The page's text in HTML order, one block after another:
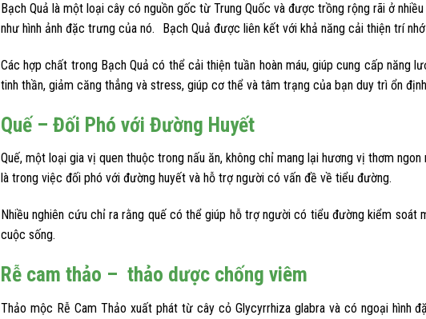
Bạch Quả là một loại cây có nguồn gốc từ Trung Quốc và được trồng rộng rãi ở
như hình ảnh đặc trưng của nó. Bạch Quả được liên kết với khả năng cải thiện trí
Các hợp chất trong Bạch Quả có thể cải thiện tuần hoàn máu, giúp cung cấp năng
tinh thần, giảm căng thẳng và stress, giúp cơ thể và tâm trạng của bạn duy trì ổn
Quế – Đối Phó với Đường Huyết
Quế, một loại gia vị quen thuộc trong nấu ăn, không chỉ mang lại hương vị thơm
là trong việc đối phó với đường huyết và hỗ trợ người có vấn đề về tiểu đường.
Nhiều nghiên cứu chỉ ra rằng quế có thể giúp hỗ trợ người có tiểu đường kiểm
cuộc sống.
Rễ cam thảo – thảo dược chống viêm
Thảo mộc Rễ Cam Thảo xuất phát từ cây cỏ Glycyrrhiza glabra và có ngoại hình